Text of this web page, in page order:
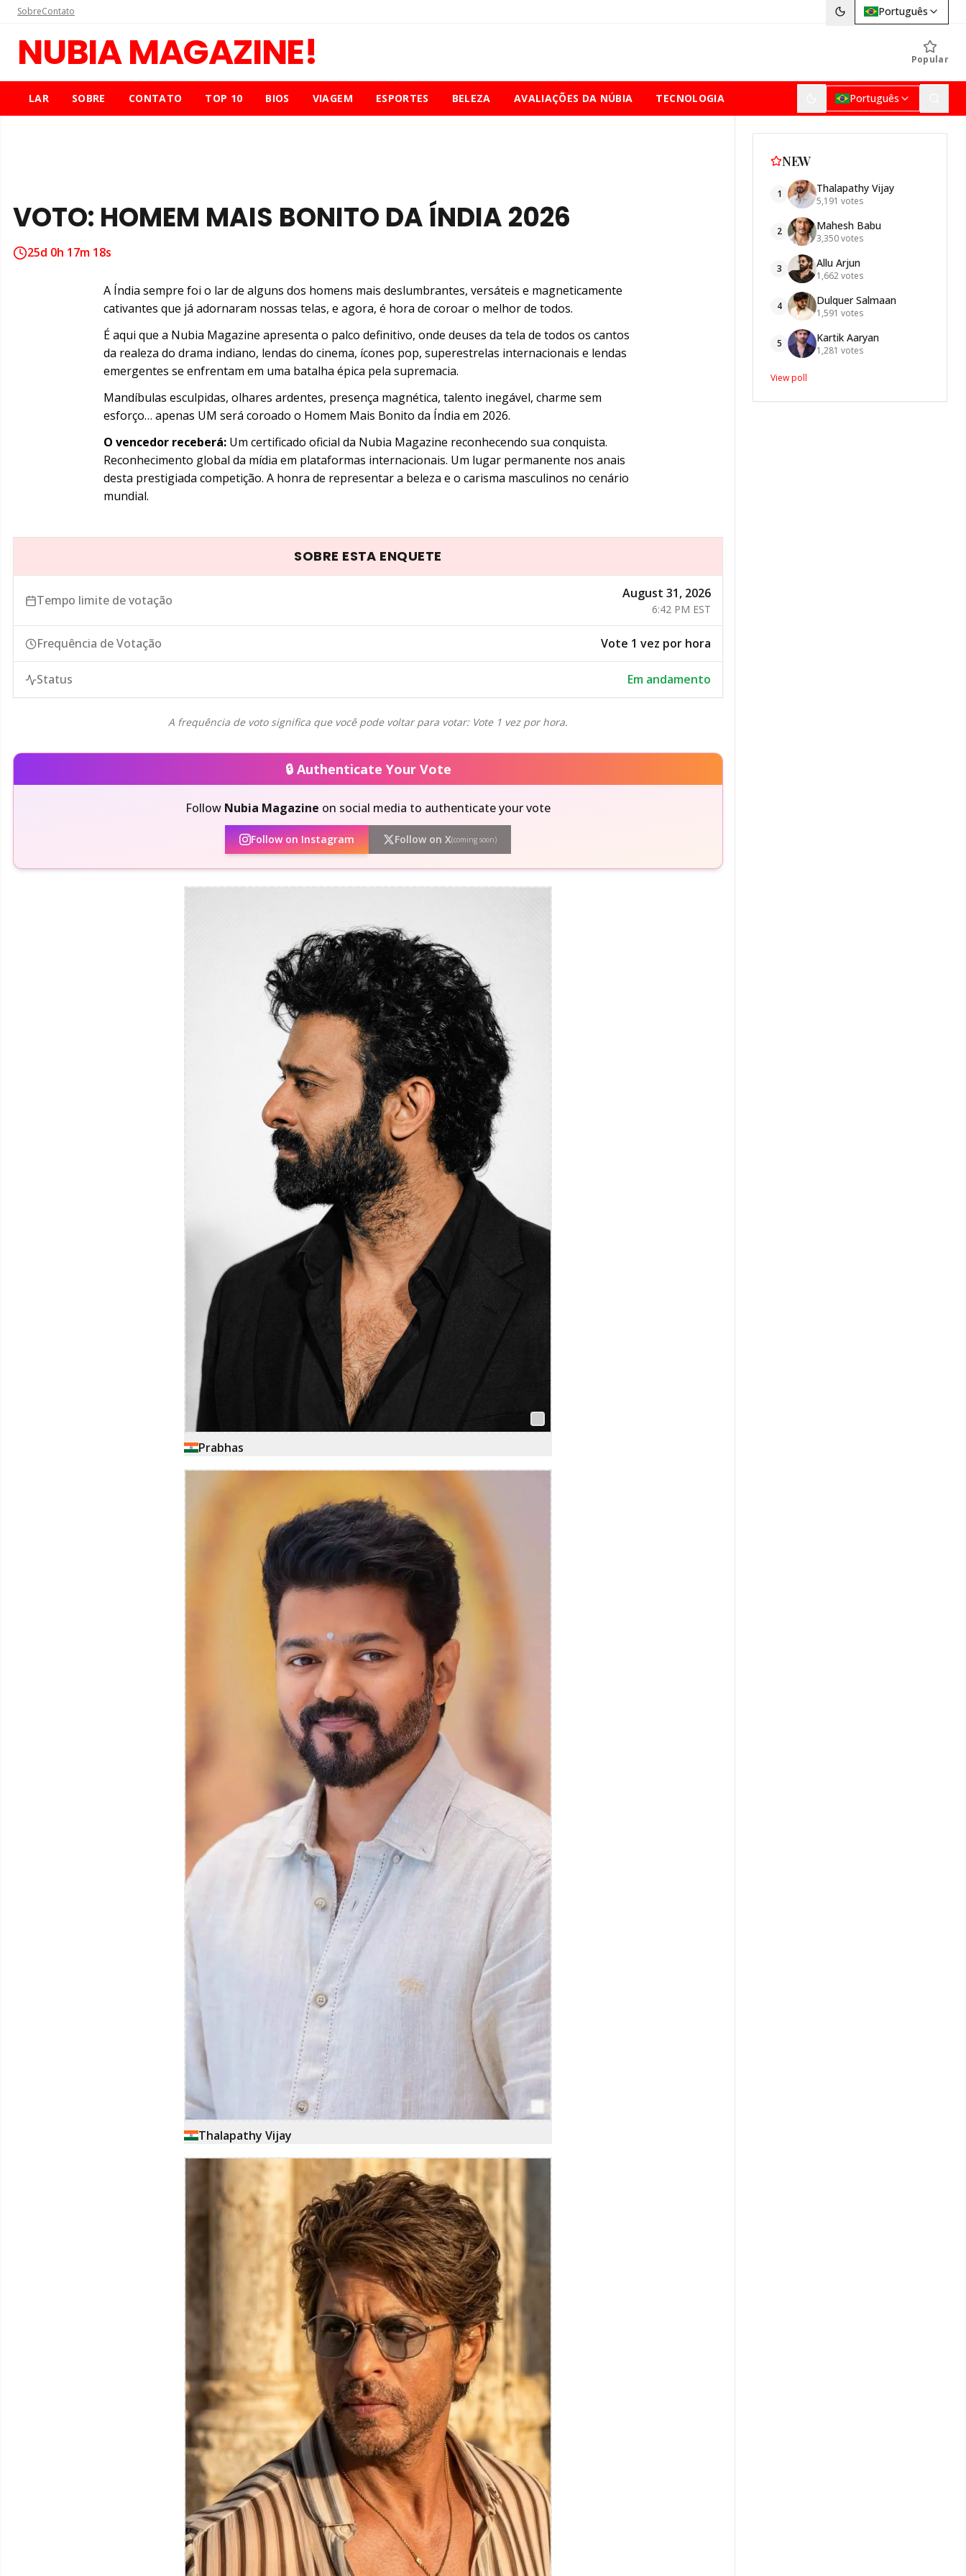
SobreContato Português
NUBIA MAGAZINE! Popular
LAR SOBRE CONTATO TOP 10 BIOS VIAGEM ESPORTES BELEZA AVALIAÇÕES DA NÚBIA TECNOLOGIA Português
VOTO: HOMEM MAIS BONITO DA ÍNDIA 2026
25d 0h 17m 17s
A Índia sempre foi o lar de alguns dos homens mais deslumbrantes, versáteis e magneticamente
cativantes que já adornaram nossas telas, e agora, é hora de coroar o melhor de todos.
É aqui que a Nubia Magazine apresenta o palco definitivo, onde deuses da tela de todos os cantos
da realeza do drama indiano, lendas do cinema, ícones pop, superestrelas internacionais e lendas
emergentes se enfrentam em uma batalha épica pela supremacia.
Mandíbulas esculpidas, olhares ardentes, presença magnética, talento inegável, charme sem
esforço… apenas UM será coroado o Homem Mais Bonito da Índia em 2026.
O vencedor receberá: Um certificado oficial da Nubia Magazine reconhecendo sua conquista.
Reconhecimento global da mídia em plataformas internacionais. Um lugar permanente nos anais
desta prestigiada competição. A honra de representar a beleza e o carisma masculinos no cenário
mundial.
SOBRE ESTA ENQUETE
Tempo limite de votação August 31, 2026
6:42 PM EST
Frequência de Votação Vote 1 vez por hora
Status Em andamento
A frequência de voto significa que você pode voltar para votar: Vote 1 vez por hora.
🔒 Authenticate Your Vote
Follow Nubia Magazine on social media to authenticate your vote
Follow on Instagram Follow on X(coming soon)
Prabhas
Thalapathy Vijay
NEW
1 Thalapathy Vijay
5,191 votes
2 Mahesh Babu
3,350votes
3 Allu Arjun
1,662votes
4 Dulquer Salmaan
1,591 votes
5 Kartik Aaryan
1,281 votes
View poll